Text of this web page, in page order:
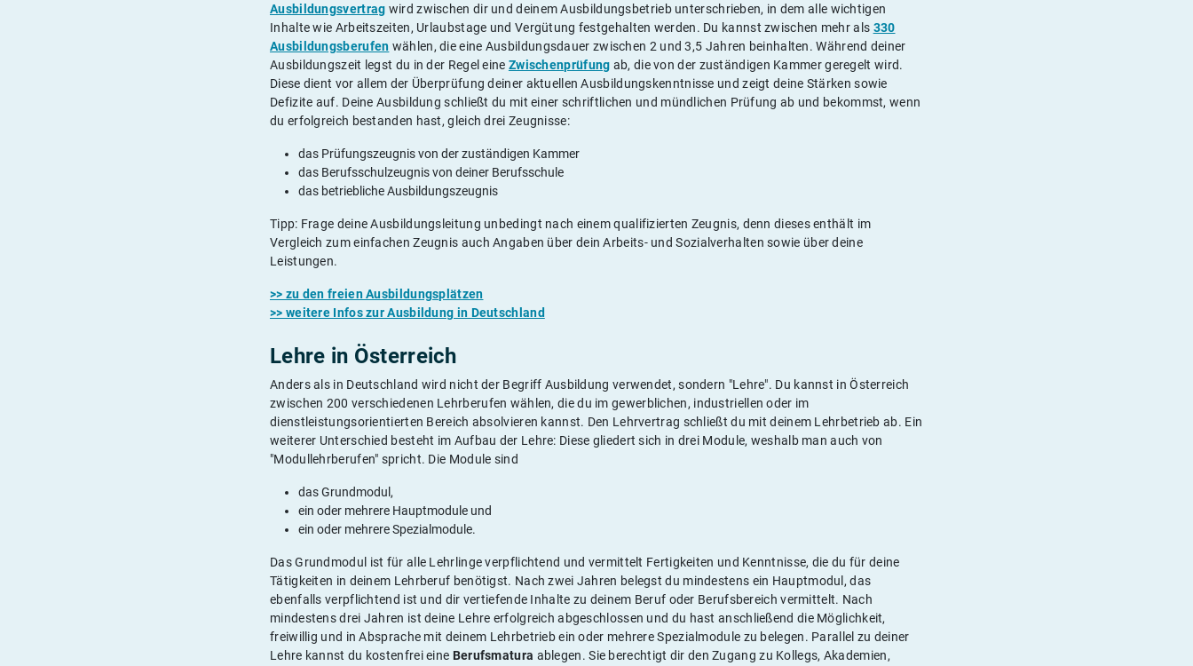
Ausbildungsvertrag wird zwischen dir und deinem Ausbildungsbetrieb unterschrieben, in dem alle wichtigen
Inhalte wie Arbeitszeiten, Urlaubstage und Vergütung festgehalten werden. Du kannst zwischen mehr als 330
Ausbildungsberufen wählen, die eine Ausbildungsdauer zwischen 2 und 3,5 Jahren beinhalten. Während deiner
Ausbildungszeit legst du in der Regel eine Zwischenprüfung ab, die von der zuständigen Kammer geregelt wird.
Diese dient vor allem der Überprüfung deiner aktuellen Ausbildungskenntnisse und zeigt deine Stärken sowie
Defizite auf. Deine Ausbildung schließt du mit einer schriftlichen und mündlichen Prüfung ab und bekommst, wenn
du erfolgreich bestanden hast, gleich drei Zeugnisse:
das Prüfungszeugnis von der zuständigen Kammer
das Berufsschulzeugnis von deiner Berufsschule
das betriebliche Ausbildungszeugnis
Tipp: Frage deine Ausbildungsleitung unbedingt nach einem qualifizierten Zeugnis, denn dieses enthält im
Vergleich zum einfachen Zeugnis auch Angaben über dein Arbeits- und Sozialverhalten sowie über deine
Leistungen.
>> zu den freien Ausbildungsplätzen
>> weitere Infos zur Ausbildung in Deutschland
Lehre in Österreich
Anders als in Deutschland wird nicht der Begriff Ausbildung verwendet, sondern "Lehre". Du kannst in Österreich
zwischen 200 verschiedenen Lehrberufen wählen, die du im gewerblichen, industriellen oder im
dienstleistungsorientierten Bereich absolvieren kannst. Den Lehrvertrag schließt du mit deinem Lehrbetrieb ab. Ein
weiterer Unterschied besteht im Aufbau der Lehre: Diese gliedert sich in drei Module, weshalb man auch von
"Modullehrberufen" spricht. Die Module sind
das Grundmodul,
ein oder mehrere Hauptmodule und
ein oder mehrere Spezialmodule.
Das Grundmodul ist für alle Lehrlinge verpflichtend und vermittelt Fertigkeiten und Kenntnisse, die du für deine
Tätigkeiten in deinem Lehrberuf benötigst. Nach zwei Jahren belegst du mindestens ein Hauptmodul, das
ebenfalls verpflichtend ist und dir vertiefende Inhalte zu deinem Beruf oder Berufsbereich vermittelt. Nach
mindestens drei Jahren ist deine Lehre erfolgreich abgeschlossen und du hast anschließend die Möglichkeit,
freiwillig und in Absprache mit deinem Lehrbetrieb ein oder mehrere Spezialmodule zu belegen. Parallel zu deiner
Lehre kannst du kostenfrei eine Berufsmatura ablegen. Sie berechtigt dir den Zugang zu Kollegs, Akademien,